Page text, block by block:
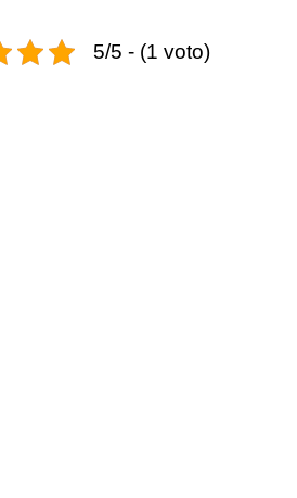
5/5 - (1 voto)